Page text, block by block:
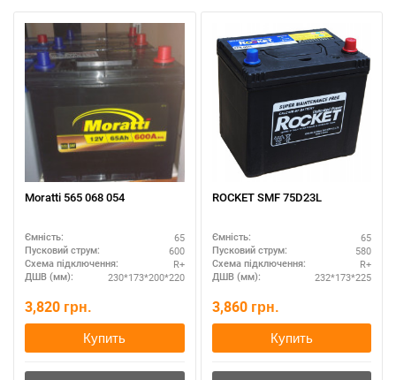
Moratti 565 068 054
Ємність: 65
Пусковий струм: 600
Схема підключення: R+
ДШВ (мм): 230*173*200*220
3,820 грн.
Купить
ROCKET SMF 75D23L
Ємність: 65
Пусковий струм: 580
Схема підключення: R+
ДШВ (мм): 232*173*225
3,860 грн.
Купить